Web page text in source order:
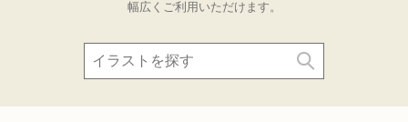
幅広くご利用いただけます。